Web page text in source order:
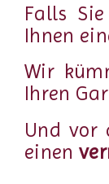
Falls
Ihnen
Wir
Ihren
Und vor
einen